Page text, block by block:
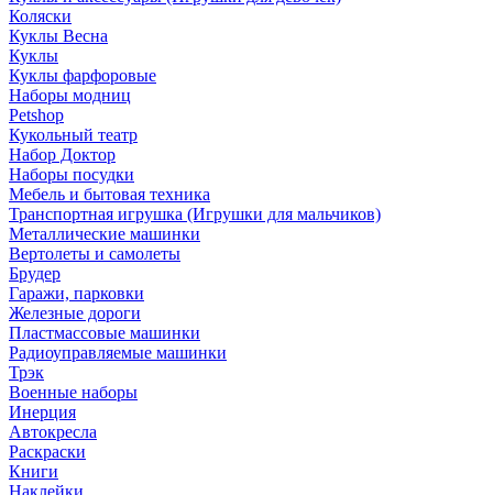
Коляски
Куклы Весна
Куклы
Куклы фарфоровые
Наборы модниц
Petshop
Кукольный театр
Набор Доктор
Наборы посудки
Мебель и бытовая техника
Транспортная игрушка (Игрушки для мальчиков)
Металлические машинки
Вертолеты и самолеты
Брудер
Гаражи, парковки
Железные дороги
Пластмассовые машинки
Радиоуправляемые машинки
Трэк
Военные наборы
Инерция
Автокресла
Раскраски
Книги
Наклейки